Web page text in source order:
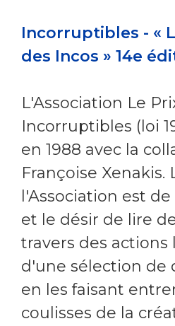
Incorruptibles - «
des Incos » 14e
L'Association Le
Incorruptibles (loi
en 1988 avec la
Françoise Xenakis.
l'Association est
et le désir de lire
travers des
d'une sélection de
en les faisant
coulisses de la